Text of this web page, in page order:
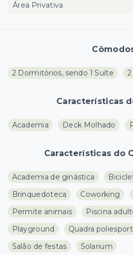
2 Dormitórios, sendo 1 Suíte
Características
Academia Deck Molhado
Características do
Academia de ginástica
Brinquedoteca
Coworking
Permite animais
Piscina
Playground
Quadra
Salão de festas
Solarium
Área Privativa